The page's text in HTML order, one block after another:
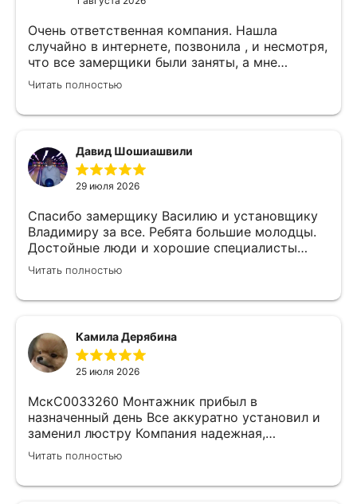
Очень ответственная компания. Нашла
случайно в интернете, позвонила , и несмотря,
что все замерщики были заняты, а мне
улетать, очень оперативно помогли. Был
замерщик Денис, потрясающий парень, все
Читать полностью
Давид Шошиашвили
29 июля 2026
Спасибо замерщику Василию и установщику
Владимиру за все. Ребята большие молодцы.
Достойные люди и хорошие специалисты
своего дела. Молодцы просто, нет слов.
Читать полностью
Камила Дерябина
25 июля 2026
МскС0033260 Монтажник прибыл в
назначенный день Все аккуратно установил и
заменил люстру Компания надежная,
изначально был заключен договор с
замерщиком Делают приятные скидки Не
Читать полностью